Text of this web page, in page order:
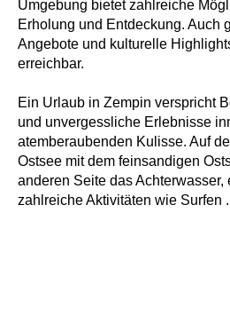
Umgebung bietet zahlreiche
Erholung und Entdeckung. Auch
Angebote und kulturelle
erreichbar.
Ein Urlaub in Zempin verspricht
und unvergessliche Erlebnisse
atemberaubenden Kulisse. Auf
Ostsee mit dem feinsandigen
anderen Seite das Achterwasser,
zahlreiche Aktivitäten wie Surfen